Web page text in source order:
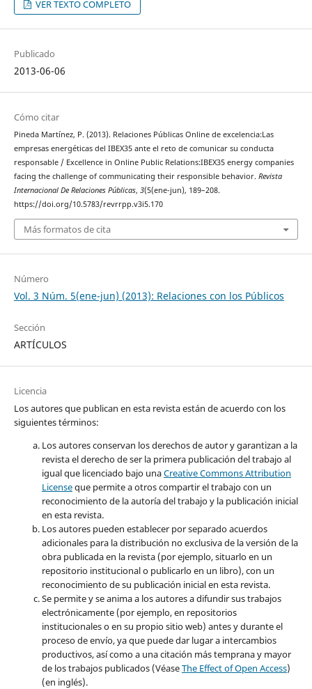
VER TEXTO COMPLETO
Publicado
2013-06-06
Cómo citar
Pineda Martínez, P. (2013). Relaciones Públicas Online de excelencia:Las
empresas energéticas del IBEX35 ante el reto de comunicar su conducta
responsable / Excellence in Online Public Relations:IBEX35 energy companies
facing the challenge of communicating their responsible behavior. Revista
Internacional De Relaciones Públicas, 3(5(ene-jun), 189–208.
https://doi.org/10.5783/revrrpp.v3i5.170
Más formatos de cita
Número
Vol. 3 Núm. 5(ene-jun) (2013): Relaciones con los Públicos
Sección
ARTÍCULOS
Licencia
Los autores que publican en esta revista están de acuerdo con los
siguientes términos:
Los autores conservan los derechos de autor y garantizan a la
revista el derecho de ser la primera publicación del trabajo al
igual que licenciado bajo unaCreative Commons Attribution
Licenseque permite a otros compartir el trabajo con un
reconocimiento de la autoría del trabajo y la publicación inicial
en esta revista.
Los autores pueden establecer por separado acuerdos
adicionales para la distribución no exclusiva de la versión de la
obra publicada en la revista (por ejemplo, situarlo en un
repositorio institucional o publicarlo en un libro), con un
reconocimiento de su publicación inicial en esta revista.
Se permite y se anima a los autores a difundir sus trabajos
electrónicamente (por ejemplo, en repositorios
institucionales o en su propio sitio web) antes y durante el
proceso de envío, ya que puede dar lugar a intercambios
productivos, así como a una citación más temprana y mayor
de los trabajos publicados (VéaseThe Effect of Open Access)
(en inglés).